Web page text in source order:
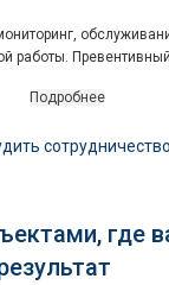
работы.
Подробнее
сотрудничество
где